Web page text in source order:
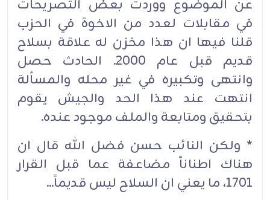
عن الموضوع ووردت بعض التصريحات
في مقابلات لعدد من الاخوة في الحزب
قلنا فيها ان هذا مخزن له علاقة بسلاح
قديم قبل عام 2000. الحادث حصل
وانتهى وتكبيره في غير محله والمسألة
انتهت عند هذا الحد والجيش يقوم
بتحقيق ومتابعة والملف موجود عنده.
* ولكن النائب حسن فضل الله قال ان
هناك اطناناً مضاعفة عما قبل القرار
1701، ما يعني ان السلاح ليس قديماً...